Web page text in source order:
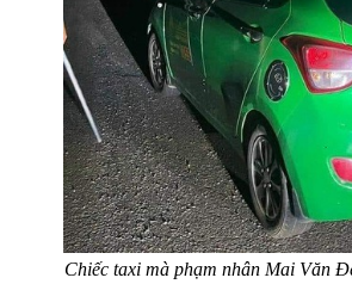
Chiếc taxi mà phạm nhân Mai Văn